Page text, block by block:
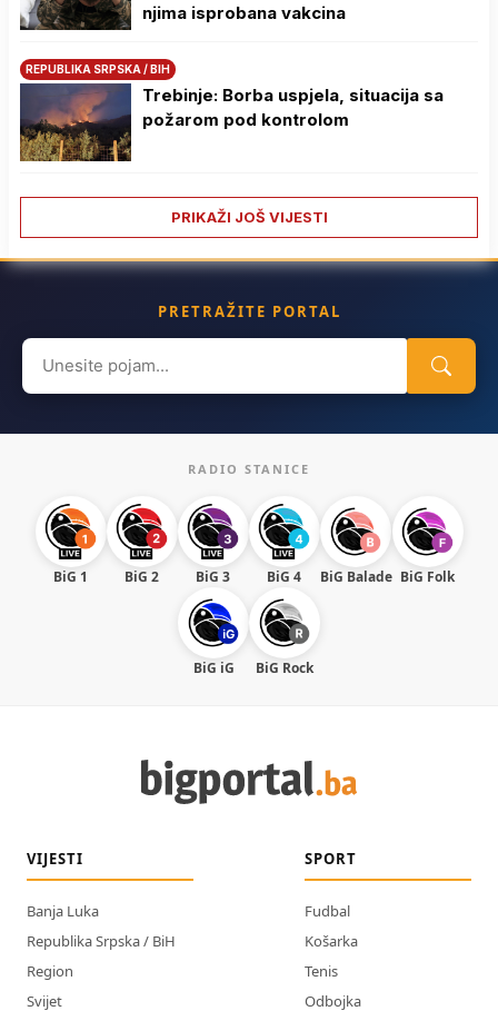
njima isprobana vakcina
REPUBLIKA SRPSKA / BIH
Trebinje: Borba uspjela, situacija sa
požarom pod kontrolom
PRIKAŽI JOŠ VIJESTI
PRETRAŽITE PORTAL
Search
for:
RADIO STANICE
BiG 1 BiG 2 BiG 3 BiG 4 BiG Balade BiG Folk
BiG iG BiG Rock
VIJESTI
Banja Luka
Republika Srpska / BiH
Region
Svijet
SPORT
Fudbal
Košarka
Tenis
Odbojka